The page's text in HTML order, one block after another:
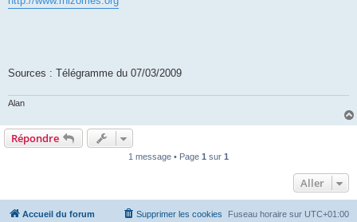
Sources : Télégramme du 07/03/2009
Alan
Répondre
1 message • Page 1 sur 1
Aller
Accueil du forum Fuseau horaire sur UTC+01:00
Supprimer les cookies